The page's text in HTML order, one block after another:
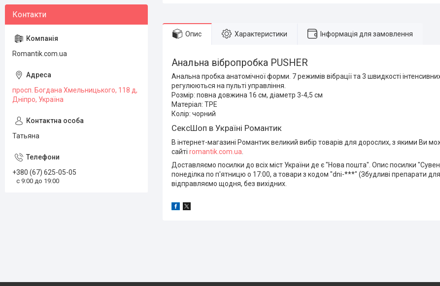
Опис Характеристики Інформація для замовлення
Анальна вібропробка PUSHER
Анальна пробка анатомічної форми. 7 режимів вібрації та 3 швидкості
регулюються на пульті управління.
Розмір: повна довжина 16 см, діаметр 3-4,5 см
Матеріал: TPE
Колір: чорний
СексШоп в Україні Романтик
В інтернет-магазині Романтик великий вибір товарів для дорослих, з якими Ви
сайті romantik.com.ua
Доставляємо посилки до всіх міст України де є "Нова пошта". Опис посилки
понеділка по п'ятницю о 17:00, а товари з кодом "dni-***" (Збудливі препарати для
відправляємо щодня, без вихідних.
Romantik.com.ua
просп. Богдана Хмельницького, 118 д,
Дніпро, Україна
Татьяна
+380 (67) 625-05-05
с 9:00 до 19:00